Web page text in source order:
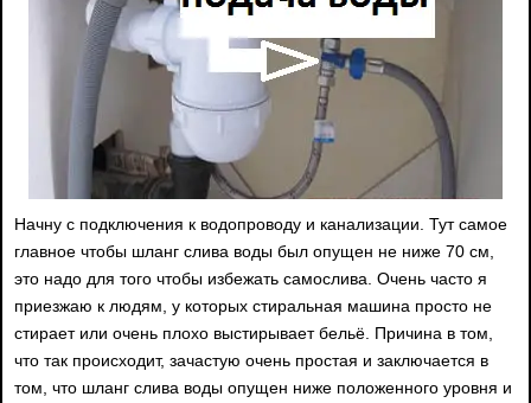
Начну с подключения к водопроводу и канализации. Тут самое
главное чтобы шланг слива воды был опущен не ниже 70 см,
это надо для того чтобы избежать самослива. Очень часто я
приезжаю к людям, у которых стиральная машина просто не
стирает или очень плохо выстирывает бельё. Причина в том,
что так происходит, зачастую очень простая и заключается в
том, что шланг слива воды опущен ниже положенного уровня и